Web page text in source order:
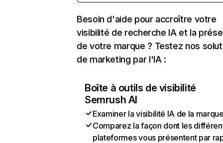
Besoin d'aide pour accroître votre
visibilité de recherche IA et la
de votre marque ? Testez nos
de marketing par l'IA :
Boîte à outils de visibilité
Semrush AI
Examiner la visibilité IA de la
Comparez la façon dont les
plateformes vous présentent par